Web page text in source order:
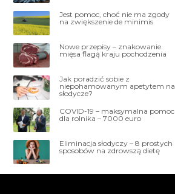
Jest pomoc, choć nie ma zgody
na zwiększenie de minimis
Nowe przepisy – znakowanie
mięsa flagą kraju pochodzenia
Jak poradzić sobie z
niepohamowanym apetytem na
słodycze?
COVID-19 – maksymalna pomoc
dla rolnika – 7000 euro
Eliminacja słodyczy – 8 prostych
sposobów na zdrowszą dietę